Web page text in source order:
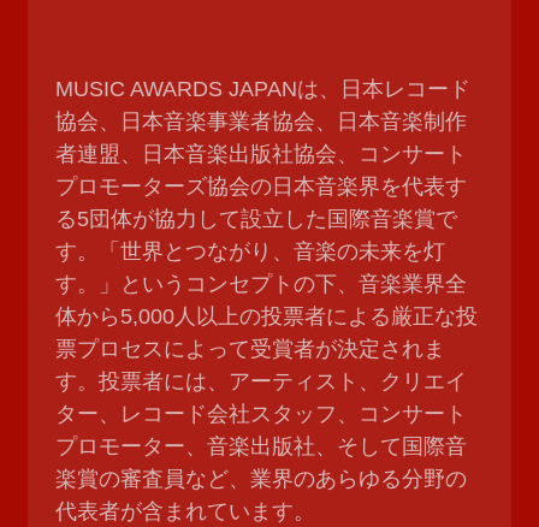
MUSIC AWARDS JAPANは、日本レコード
協会、日本音楽事業者協会、日本音楽制作
者連盟、日本音楽出版社協会、コンサート
プロモーターズ協会の日本音楽界を代表す
る5団体が協力して設立した国際音楽賞で
す。「世界とつながり、音楽の未来を灯
す。」というコンセプトの下、音楽業界全
体から5,000人以上の投票者による厳正な投
票プロセスによって受賞者が決定されま
す。投票者には、アーティスト、クリエイ
ター、レコード会社スタッフ、コンサート
プロモーター、音楽出版社、そして国際音
楽賞の審査員など、業界のあらゆる分野の
代表者が含まれています。